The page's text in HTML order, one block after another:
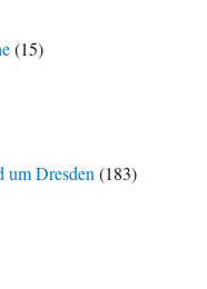
(15)
um Dresden (183)